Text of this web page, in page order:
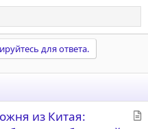
для ответа.
из Китая: